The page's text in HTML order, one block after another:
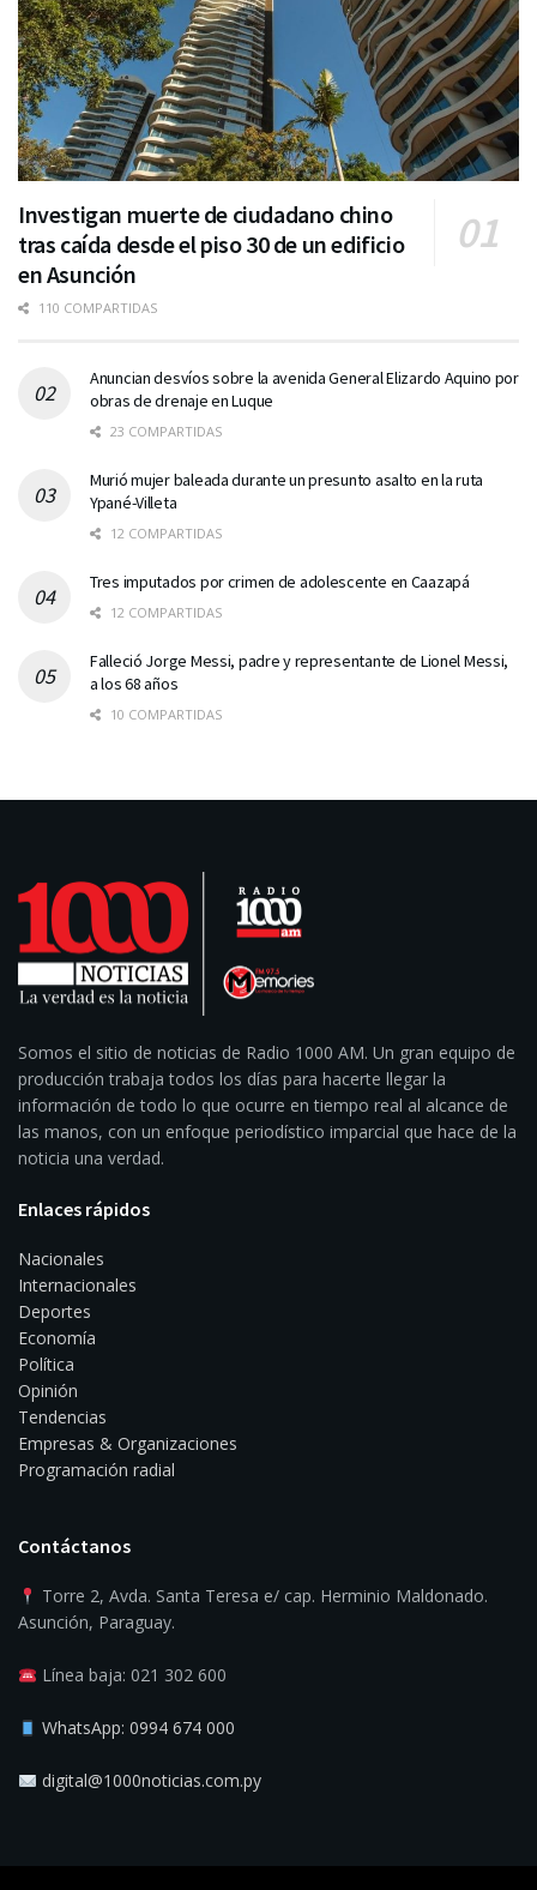
Investigan muerte de ciudadano chino
tras caída desde el piso 30 de un edificio
en Asunción
110 COMPARTIDAS
Anuncian desvíos sobre la avenida General Elizardo Aquino por
obras de drenaje en Luque
23 COMPARTIDAS
Murió mujer baleada durante un presunto asalto en la ruta
Ypané-Villeta
12 COMPARTIDAS
Tres imputados por crimen de adolescente en Caazapá
12 COMPARTIDAS
Falleció Jorge Messi, padre y representante de Lionel Messi,
a los 68 años
10 COMPARTIDAS
Somos el sitio de noticias de Radio 1000 AM. Un gran equipo de
producción trabaja todos los días para hacerte llegar la
información de todo lo que ocurre en tiempo real al alcance de
las manos, con un enfoque periodístico imparcial que hace de la
noticia una verdad.
Enlaces rápidos
Nacionales
Internacionales
Deportes
Economía
Política
Opinión
Tendencias
Empresas & Organizaciones
Programación radial
Contáctanos
Torre 2, Avda. Santa Teresa e/ cap. Herminio Maldonado.
Asunción, Paraguay.
Línea baja: 021 302 600
WhatsApp: 0994 674 000
digital@1000noticias.com.py